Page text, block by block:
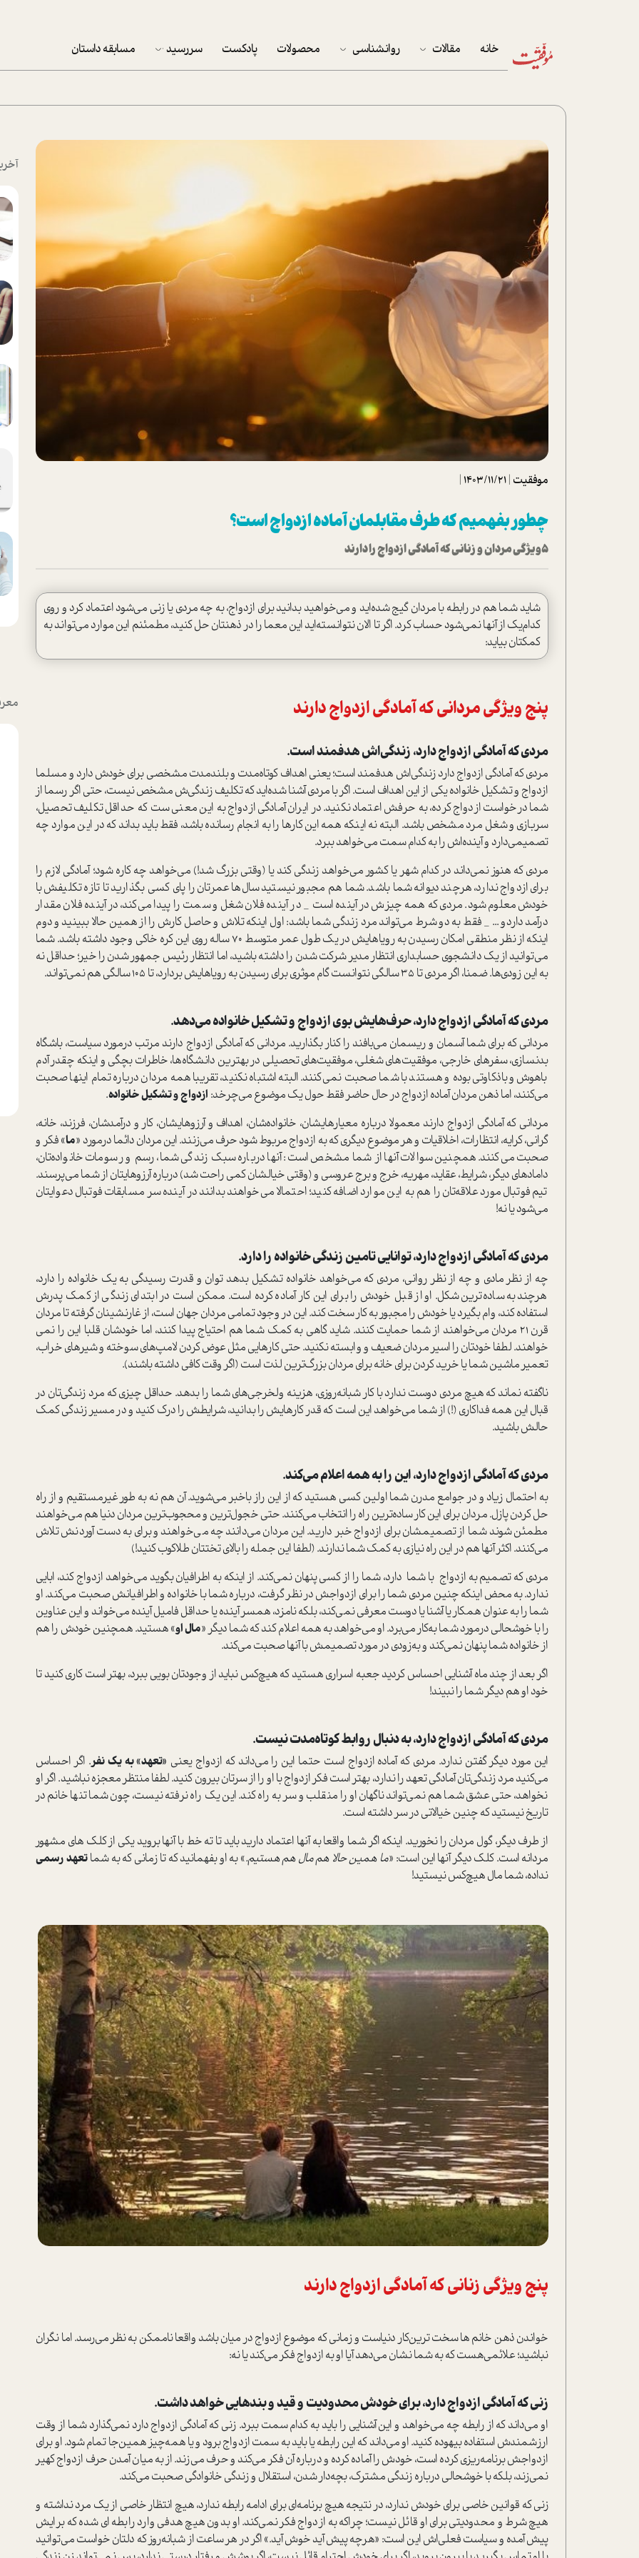
خانه مقالات
کار
پلاس
تحلیل فیلم
شیوانا
داستان
روانشناسی محصولات پادکست سررسید
تقویم دیواری
مسابقه داستان
موفقیت |
1403/11/21
|
چطور بفهمیم که طرف مقابلمان آماده ازدواج است؟
5ویژگی مردان و زنانی که آمادگی ازدواج را دارند
شاید شما هم در رابطه با مردان گیج شده‌اید و می‌خواهید بدانید برای ازدواج، به چه مردی یا زنی می‌شود اعتماد کرد و روی
کدام‌یک از آنها نمی‌شود حساب کرد. اگر تا الان نتوانسته‌اید این معما را در ذهنتان حل کنید، مطمئنم این موارد می‌تواند به
کمکتان بیاید:
پنج ویژگی مردانی که آمادگی ازدواج دارند
مردی که آمادگی ازدواج دارد، زندگی‌اش هدفمند است.
مردی که آمادگی ازدواج دارد زندگی‌اش هدفمند است؛ یعنی اهداف کوتاه‌مدت و بلندمدت مشخصی برای خودش دارد و مسلما
ازدواج و تشکیل خانواده یکی از این اهداف است. اگر با مردی آشنا شده‌اید که تکلیف زندگی‌ش مشخص نیست، حتی اگر رسما از
شما درخواست ازدواج کرده، به حرفش اعتماد نکنید. در ایران آمادگی ازدواج به این معنی ست که حداقل تکلیف تحصیل،
سربازی و شغل مرد مشخص باشد. البته نه اینکه همه این کارها را به انجام رسانده باشد، فقط باید بداند که در این موارد چه
تصمیمی‌دارد و آینده‌اش را به کدام سمت می‌خواهد ببرد.
مردی که هنوز نمی‌داند در کدام شهر یا کشور می‌خواهد زندگی کند یا (وقتی بزرگ شد!) می‌خواهد چه کاره شود؛ آمادگی لازم را
برای ازدواج ندارد، هرچند دیوانه شما باشد. شما هم مجبور نیستید سال‌ها عمرتان را پای کسی بگذارید تا تازه تکلیفش با
خودش معلوم شود. مردی که همه چیزش در آینده است _ در آینده فلان شغل و سمت را پیدا می‌کند، در آینده فلان مقدار
درآمد داردو ... _ فقط به دو شرط می‌تواند مرد زندگی شما باشد: اول اینکه تلاش و حاصل کارش را از همین حالا ببینید و دوم
اینکه از نظر منطقی امکان رسیدن به رویاهایش در یک طول عمر متوسط 70 ساله روی این کره خاکی وجود داشته باشد. شما
می‌توانید از یک دانشجوی حسابداری انتظار مدیر شرکت شدن را داشته باشید، اما انتظار رئیس جمهور شدن را خیر؛ حداقل نه
به این زودی‌ها. ضمنا، اگر مردی تا 35 سالگی نتوانست گام موثری برای رسیدن به رویاهایش بردارد، تا 105 سالگی هم نمی‌تواند.
مردی که آمادگی ازدواج دارد، حرف‌هایش بوی ازدواج و تشکیل خانواده می‌دهد.
مردانی که برای شما آسمان و ریسمان می‌بافند را کنار بگذارید. مردانی که آمادگی ازدواج دارند مرتب درمورد سیاست، باشگاه
بدنسازی، سفرهای خارجی، موفقیت‌های شغلی، موفقیت‌های تحصیلی در بهترین دانشگاه‌ها، خاطرات بچگی و اینکه چقدر آدم
باهوش و باذکاوتی بوده و هستند با شما صحبت نمی‌کنند. البته اشتباه نکنید، تقریبا همه مردان درباره تمام اینها صحبت
می‌کنند، اما ذهن مردان آماده ازدواج در حال حاضر فقط حول یک موضوع می‌چرخد: ازدواج و تشکیل خانواده.
مردانی که آمادگی ازدواج دارند معمولا درباره معیارهایشان، خانواده‌شان، اهداف و آرزوهایشان، کار و درآمدشان، فرزند، خانه،
گرانی، کرایه، انتظارات، اخلاقیات و هر موضوع دیگری که به ازدواج مربوط شود حرف می‌زنند. این مردان دائما درمورد «ما» فکر و
صحبت می‌کنند. همچنین سوالات آنها از شما مشخص است: آنها درباره سبک زندگی شما، رسم و رسومات خانواده‌تان،
دامادهای دیگر، شرایط، عقاید، مهریه، خرج و برج عروسی و (وقتی خیالشان کمی راحت شد) درباره آرزوهایتان از شما می‌پرسند.
تیم فوتبال مورد علاقه‌تان را هم به این موارد اضافه کنید؛ احتمالا می‌خواهند بدانند در آینده سر مسابقات فوتبال دعوایتان
می‌شود یا نه!
مردی که آمادگی ازدواج دارد، توانایی تامین زندگی خانواده را دارد.
چه از نظر مادی و چه از نظر روانی، مردی که می‌خواهد خانواده تشکیل بدهد توان و قدرت رسیدگی به یک خانواده را دارد،
هرچند به ساده‌ترین شکل. او از قبل خودش را برای این کار آماده کرده است. ممکن است در ابتدای زندگی از کمک پدرش
استفاده کند، وام بگیرد یا خودش را مجبور به کار سخت کند. این در وجود تمامی مردان جهان است، از غارنشینان گرفته تا مردان
قرن 21 مردان می‌خواهند از شما حمایت کنند. شاید گاهی به کمک شما هم احتیاج پیدا کنند، اما خودشان قلبا این را نمی
خواهند. لطفا خودتان را اسیر مردان ضعیف و وابسته نکنید. حتی کارهایی مثل عوض کردن لامپ‌های سوخته و شیرهای خراب،
تعمیر ماشین شما یا خرید کردن برای خانه برای مردان بزرگ‌ترین لذت است (اگر وقت کافی داشته باشند).
ناگفته نماند که هیچ مردی دوست ندارد با کار شبانه‌روزی، هزینه ولخرجی‌های شما را بدهد. حداقل چیزی که مرد زندگی‌تان در
قبال این همه فداکاری (!) از شما می‌خواهد این است که قدر کارهایش را بدانید، شرایطش را درک کنید و در مسیر زندگی کمک
حالش باشید.
مردی که آمادگی ازدواج دارد، این را به همه اعلام می‌کند.
به احتمال زیاد و در جوامع مدرن شما اولین کسی هستید که از این راز باخبر می‌شوید. آن هم نه به طور غیرمستقیم و از راه
حل کردن پازل. مردان برای این کار ساده‌ترین راه را انتخاب می‌کنند. حتی خجول‌ترین و محجوب‌ترین مردان دنیا هم می‌خواهند
مطمئن شوند شما از تصمیمشان برای ازدواج خبر دارید. این مردان می‌دانند چه می‌خواهند و برای به دست آوردنش تلاش
می‌کنند. اکثر آنها هم در این راه نیازی به کمک شما ندارند. (لطفا این جمله را بالای تختتان طلاکوب کنید!)
مردی که تصمیم به ازدواج با شما دارد، شما را از کسی پنهان نمی‌کند. از اینکه به اطرافیان بگوید مي‌خواهد ازدواج كند، ابايي
ندارد. به محض اینکه چنین مردی شما را برای ازدواجش در نظر گرفت، درباره شما با خانواده و اطرافیانش صحبت می‌کند. او
شما را به عنوان همکار یا آشنا یا دوست معرفی نمی‌کند، بلکه نامزد، همسر آینده یا حداقل فامیل آینده می‌خواند و این عناوین
را با خوشحالی درمورد شما به‌کار می‌برد. او می‌خواهد به همه اعلام کند که شما دیگر «مال او» هستید. همچنین خودش را هم
از خانواده شما پنهان نمی‌کند و به‌زودی در مورد تصمیمش با آنها صحبت می‌کند.
اگر بعد از چند ماه آشنایی احساس کردید جعبه اسراری هستید که هیچ‌کس نباید از وجودتان بویی ببرد، بهتر است کاری کنید تا
خود او هم دیگر شما را نبیند!
مردی که آمادگی ازدواج دارد، به دنبال روابط کوتاه‌مدت نیست.
این مورد دیگر گفتن ندارد. مردی که آماده ازدواج است حتما این را می‌داند که ازدواج یعنی «تعهد» به یک نفر. اگر احساس
می‌کنید مرد زندگی‌تان آمادگی تعهد را ندارد، بهتر است فکر ازدواج با او را از سرتان بیرون کنید. لطفا منتظر معجزه نباشید. اگر او
نخواهد، حتی عشق شما هم نمی‌تواند ناگهان او را منقلب و سر به راه کند. این یک راه نرفته نیست، چون شما تنها خانم در
تاریخ نیستید که چنین خیالاتی در سر داشته است.
از طرف دیگر، گول مردان را نخورید. اینکه اگر شما واقعا به آنها اعتماد دارید باید تا ته خط با آنها بروید یکی از کلک های مشهور
مردانه است. کلک دیگر آنها این است: «ما همین حالا هم مال هم هستیم.» به او بفهمانید که تا زمانی که به شماتعهد رسمی
نداده، شما مال هیچ‌کس نیستید!
پنج ویژگی زنانی که آمادگی ازدواج دارند
خواندن ذهن خانم ها سخت ترین‌کار دنیاست ‌و زمانی که موضوع ازدواج در میان باشد واقعا ناممکن به نظر می‌رسد. اما نگران
نباشید؛ علائمی‌هست که به شما نشان می‌دهد آیا او به ازدواج فکر می‌کند یا نه:
زنی که آمادگی ازدواج دارد، برای خودش محدودیت و قید و بندهایی خواهد داشت.
او می‌داند که از رابطه چه می‌خواهد و این آشنایی را باید به کدام سمت ببرد. زنی که آمادگی ازدواج دارد نمی‌گذارد شما از وقت
ارزشمندش استفاده بیهوده کنید. او می‌داند که این رابطه یا باید به سمت ازدواج برود و یا همه‌چیز همین‌جا تمام شود. او برای
ازدواجش برنامه‌ریزی کرده است، خودش را آماده کرده و درباره آن فکر می‌کند و حرف می‌زند. از به میان آمدن حرف ازدواج کهیر
نمی‌زند، بلکه با خوشحالی درباره زندگی مشترک، بچه‌دار شدن، استقلال و زندگی خانوادگی صحبت می‌کند.
زنی که قوانین خاصی برای خودش ندارد، در نتیجه هیچ برنامه‌ای برای ادامه رابطه ندارد، هیچ ‌انتظار خاصی از یک مرد نداشته و
هیچ شرط و محدودیتی برای او قائل نیست؛ چراکه به ازدواج فکر نمی‌کند. او بدون هیچ هدفی وارد رابطه ای شده که برایش
پیش آمده و سیاست فعلی‌اش این است: «هرچه پیش آید خوش آید.» اگر در هر ساعت از شبانه‌روز که دلتان خواست می‌توانید